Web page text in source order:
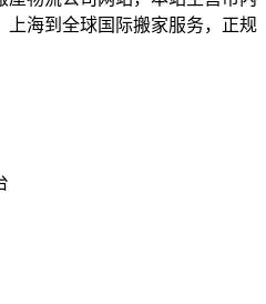
上海到全球国际搬家服务，正规